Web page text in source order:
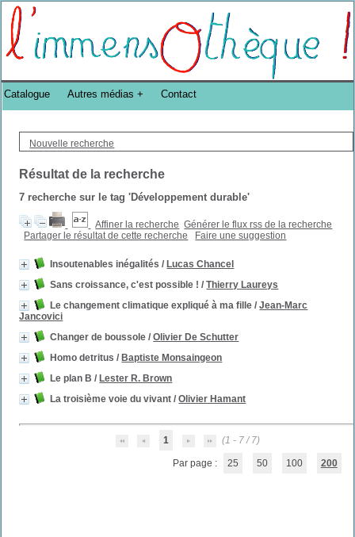
Bibliothèque DoucheFLUX Bibliotheek -->
Nouvelle recherche
Résultat de la recherche
7 recherche sur le tag'Développement durable'
Affiner la recherche Générer le flux rss de la recherche
Partager le résultat de cette recherche
Faire une suggestion
Insoutenables inégalités / Lucas Chancel
Sans croissance, c'est possible ! /Thierry Laureys
Le changement climatique expliqué à ma fille /Jean-Marc
Jancovici
Changer de boussole /Olivier De Schutter
Homo detritus / Baptiste Monsaingeon
Le plan B / Lester R. Brown
La troisième voie du vivant /Olivier Hamant
1 (1 - 7 / 7)
Par page : 25 50 100 200
Catalogue Autres médias Contact